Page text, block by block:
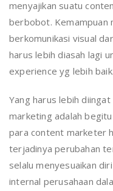
menyajikan suatu
berbobot. Kemampuan
berkomunikasi visual
harus lebih diasah lagi
experience yg lebih baik.
Yang harus lebih
marketing adalah
para content marketer
terjadinya perubahan
selalu menyesuaikan
internal perusahaan